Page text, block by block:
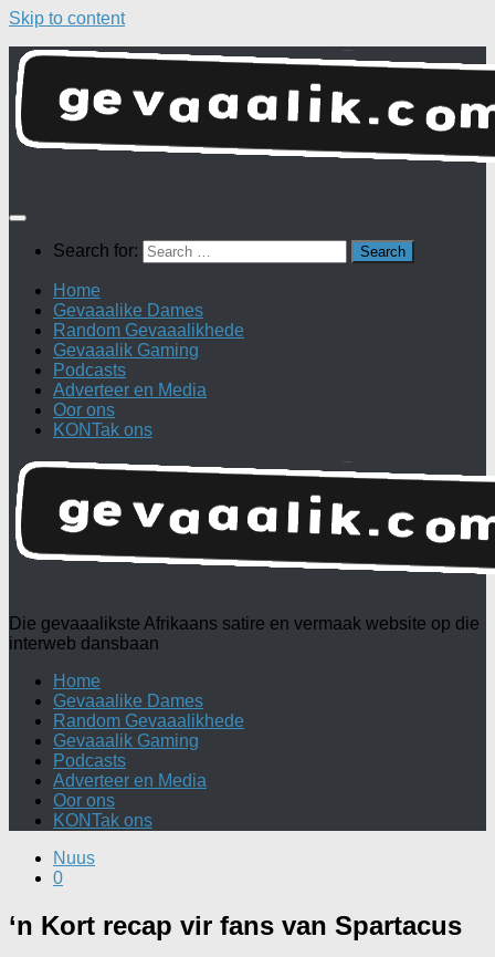
Skip to content
Search for:
Home
Gevaaalike Dames
Random Gevaaalikhede
Gevaaalik Gaming
Podcasts
Adverteer en Media
Oor ons
KONTak ons
Die gevaaalikste Afrikaans satire en vermaak website op die
interweb dansbaan
Home
Gevaaalike Dames
Random Gevaaalikhede
Gevaaalik Gaming
Podcasts
Adverteer en Media
Oor ons
KONTak ons
Nuus
0
‘n Kort recap vir fans van Spartacus